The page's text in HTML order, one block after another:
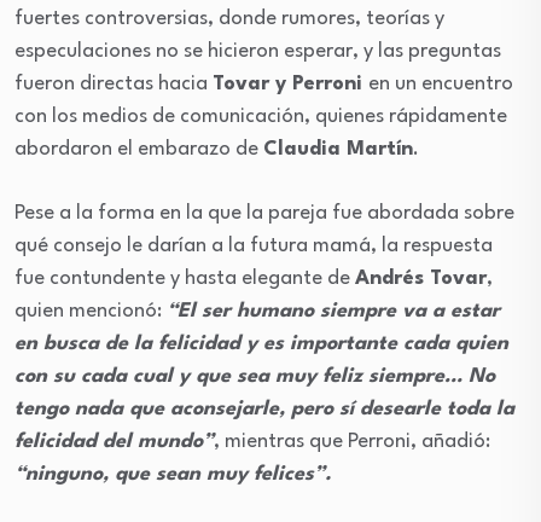
fuertes controversias, donde rumores, teorías y
especulaciones no se hicieron esperar, y las preguntas
fueron directas hacia Tovar y Perroni en un encuentro
con los medios de comunicación, quienes rápidamente
abordaron el embarazo de Claudia Martín.
Pese a la forma en la que la pareja fue abordada sobre
qué consejo le darían a la futura mamá, la respuesta
fue contundente y hasta elegante de Andrés Tovar,
quien mencionó: “El ser humano siempre va a estar
en busca de la felicidad y es importante cada quien
con su cada cual y que sea muy feliz siempre… No
tengo nada que aconsejarle, pero sí desearle toda la
felicidad del mundo”, mientras que Perroni, añadió:
“ninguno, que sean muy felices”.